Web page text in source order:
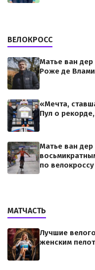
ВЕЛОКРОСС
Матье ван
Роже де
«Мечта,
Пул о
Матье ван дер
по велокроссу
МАТЧАСТЬ
Лучшие
женским